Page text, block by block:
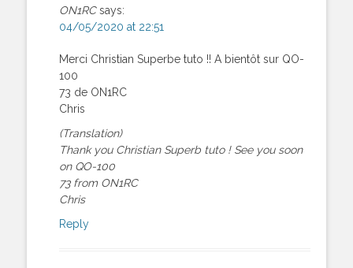
ON1RC says:
04/05/2020 at 22:51
Merci Christian Superbe tuto !! A bientôt sur QO-
100
73 de ON1RC
Chris
(Translation)
Thank you Christian Superb tuto ! See you soon
on QO-100
73 from ON1RC
Chris
Reply